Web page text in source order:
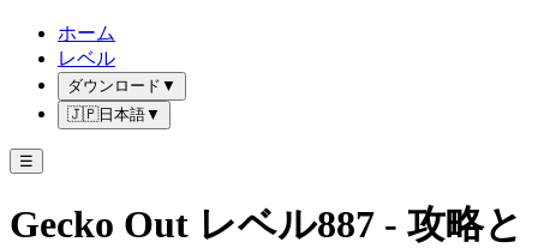
ホーム
レベル
ダウンロード ▼
🇯🇵日本語▼
☰
Gecko Out レベル887 - 攻略と